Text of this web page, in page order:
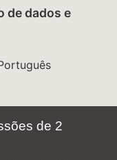
de dados e
de 2